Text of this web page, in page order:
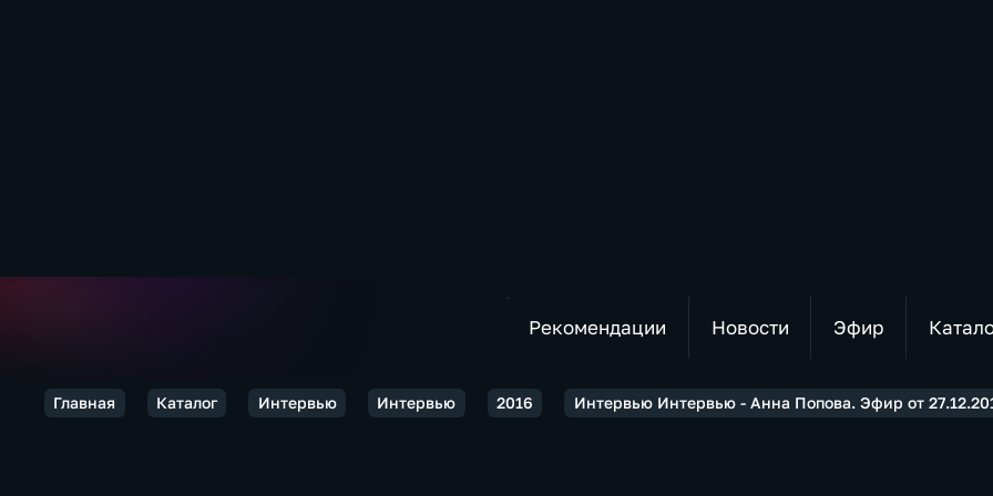
Рекомендации Новости Эфир
Главная Каталог Интервью Интервью 2016 Интервью Интервью - Анна Попова. Эфир от